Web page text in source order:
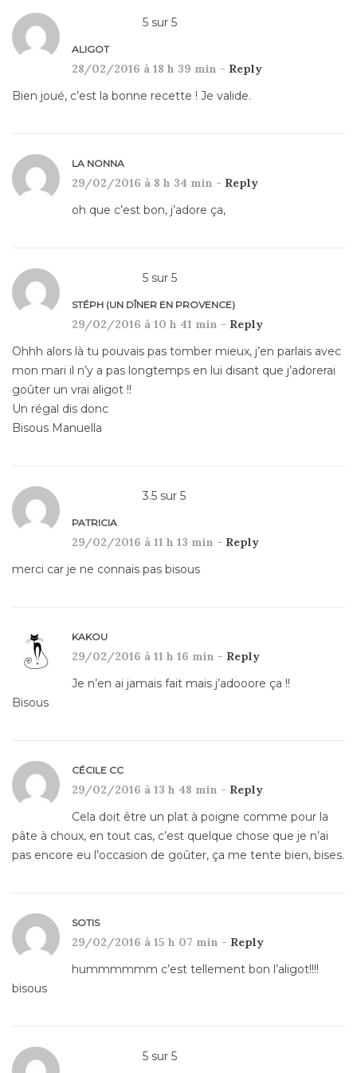
5 sur 5
ALIGOT
28/02/2016 à 18 h 39 min - Reply
Bien joué, c’est la bonne recette ! Je valide.
LA NONNA
29/02/2016 à 8 h 34 min - Reply
oh que c’est bon, j’adore ça,
5 sur 5
STÉPH (UN DÎNER EN PROVENCE)
29/02/2016 à 10 h 41 min - Reply
Ohhh alors là tu pouvais pas tomber mieux, j’en parlais avec
mon mari il n’y a pas longtemps en lui disant que j’adorerai
goûter un vrai aligot !!
Un régal dis donc
Bisous Manuella
3.5 sur 5
PATRICIA
29/02/2016 à 11 h 13 min - Reply
merci car je ne connais pas bisous
KAKOU
29/02/2016 à 11 h 16 min - Reply
Je n’en ai jamais fait mais j’adooore ça !!
Bisous
CÉCILE CC
29/02/2016 à 13 h 48 min - Reply
Cela doit être un plat à poigne comme pour la
pâte à choux, en tout cas, c’est quelque chose que je n’ai
pas encore eu l’occasion de goûter, ça me tente bien, bises.
SOTIS
29/02/2016 à 15 h 07 min - Reply
hummmmmm c’est tellement bon l’aligot!!!!
bisous
5 sur 5